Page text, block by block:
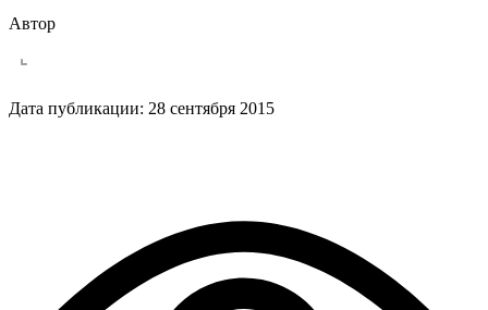
Автор
Дата публикации: 28 сентября 2015